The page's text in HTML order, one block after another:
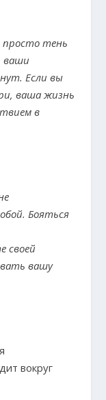
просто тень
ваши
Если вы
ваша жизнь
в
Бояться
своей
вашу
вокруг